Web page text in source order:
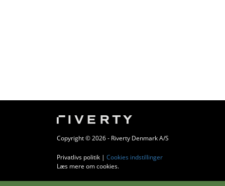
Copyright © 2026 - Riverty Denmark A/S
Privatlivs politik | Cookies indstillinger
Læs mere om cookies.